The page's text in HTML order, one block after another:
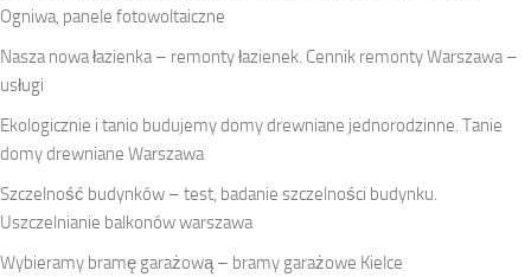
Ogniwa, panele fotowoltaiczne
Nasza nowa łazienka – remonty łazienek. Cennik remonty Warszawa –
usługi
Ekologicznie i tanio budujemy domy drewniane jednorodzinne. Tanie
domy drewniane Warszawa
Szczelność budynków – test, badanie szczelności budynku.
Uszczelnianie balkonów warszawa
Wybieramy bramę garażową – bramy garażowe Kielce